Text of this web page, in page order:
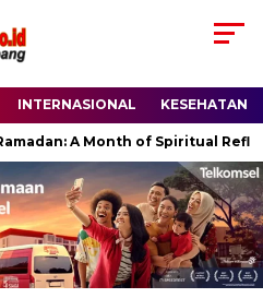
INTERNASIONAL KESEHATAN
A Month of Spiritual